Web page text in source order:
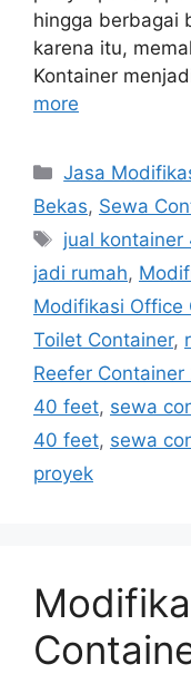
hingga berbagai
karena itu,
Kontainer
more
Categories
Jasa
Bekas, Sewa
Tags
jual
jadi rumah,
Modifikasi Office
Toilet Container,
Reefer
40 feet, sewa
40 feet, sewa
proyek